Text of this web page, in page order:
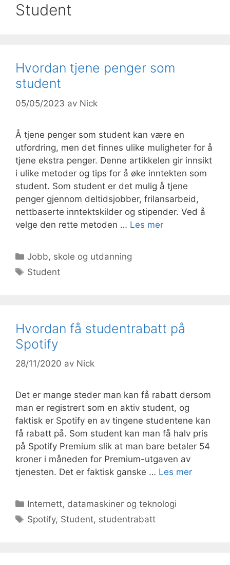
Student
Hvordan tjene penger som
student
05/05/2023 av Nick
Å tjene penger som student kan være en
utfordring, men det finnes ulike muligheter for å
tjene ekstra penger. Denne artikkelen gir innsikt
i ulike metoder og tips for å øke inntekten som
student. Som student er det mulig å tjene
penger gjennom deltidsjobber, frilansarbeid,
nettbaserte inntektskilder og stipender. Ved å
velge den rette metoden … Les mer
Kategorier
Jobb, skole og utdanning
Stikkord
Student
Hvordan få studentrabatt på
Spotify
28/11/2020 av Nick
Det er mange steder man kan få rabatt dersom
man er registrert som en aktiv student, og
faktisk er Spotify en av tingene studentene kan
få rabatt på. Som student kan man få halv pris
på Spotify Premium slik at man bare betaler 54
kroner i måneden for Premium-utgaven av
tjenesten. Det er faktisk ganske … Les mer
Kategorier
Internett, datamaskiner og teknologi
Stikkord
Spotify, Student, studentrabatt